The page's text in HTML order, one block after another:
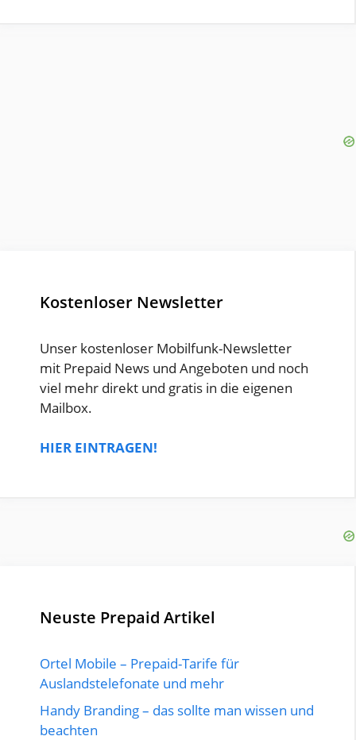
Kostenloser Newsletter
Unser kostenloser Mobilfunk-Newsletter
mit Prepaid News und Angeboten und noch
viel mehr direkt und gratis in die eigenen
Mailbox.
HIER EINTRAGEN!
Neuste Prepaid Artikel
Ortel Mobile – Prepaid-Tarife für
Auslandstelefonate und mehr
Handy Branding – das sollte man wissen und
beachten